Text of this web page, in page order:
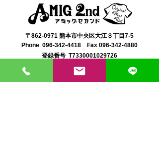
〒862-0971 熊本市中央区大江３丁目7-5
​Phone 096-342-4418 Fax 096-342-4880
登録番号 T7330001029726
【営業時間】9:30〜19:30
【1月・2月／冬季営業時間】9:30～19：00